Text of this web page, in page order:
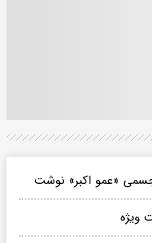
«عمو اکبر» نوشت
ویژه